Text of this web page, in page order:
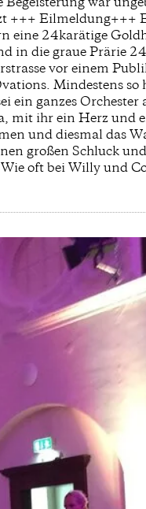
+++
eine 24karätige
in die graue Prärie
vor einem
Mindestens
ein ganzes
mit ihr ein Herz und
und diesmal das
großen Schluck
oft bei Willy und